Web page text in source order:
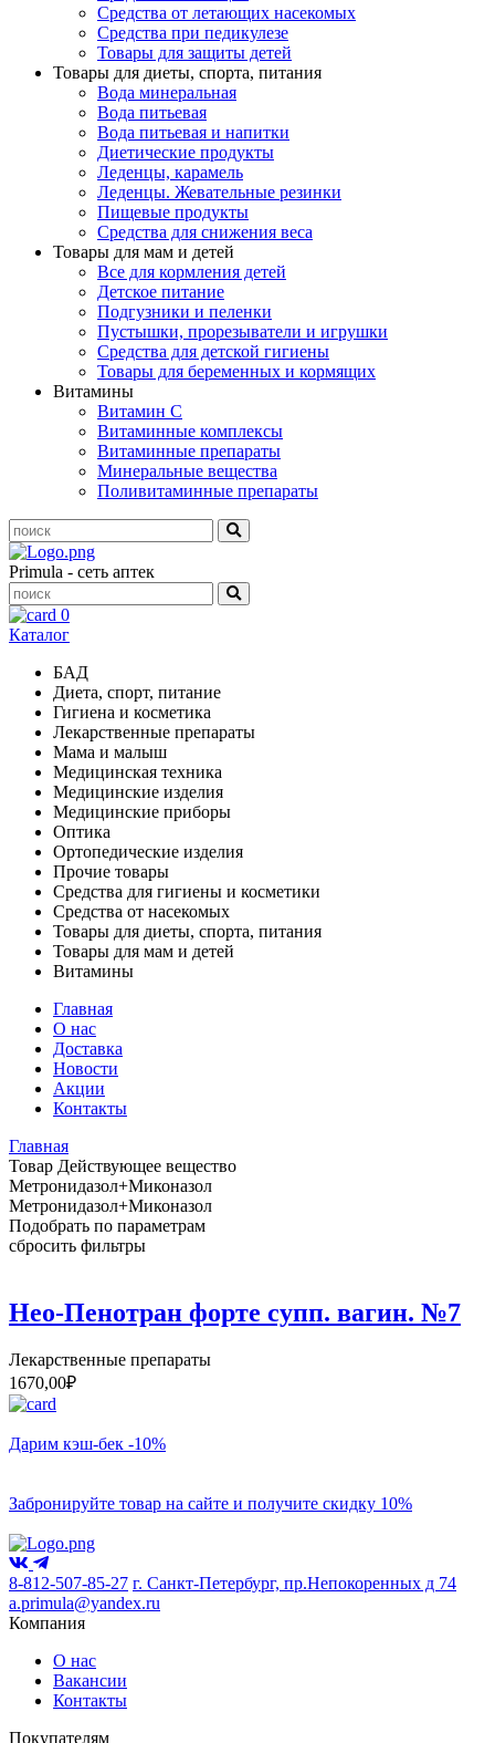
Средства от летающих насекомых
Средства при педикулезе
Товары для защиты детей
Товары для диеты, спорта, питания
Вода минеральная
Вода питьевая
Вода питьевая и напитки
Диетические продукты
Леденцы, карамель
Леденцы. Жевательные резинки
Пищевые продукты
Средства для снижения веса
Товары для мам и детей
Все для кормления детей
Детское питание
Подгузники и пеленки
Пустышки, прорезыватели и игрушки
Средства для детской гигиены
Товары для беременных и кормящих
Витамины
Витамин С
Витаминные комплексы
Витаминные препараты
Минеральные вещества
Поливитаминные препараты
Primula - сеть аптек
0
Каталог
БАД
Диета, спорт, питание
Гигиена и косметика
Лекарственные препараты
Мама и малыш
Медицинская техника
Медицинские изделия
Медицинские приборы
Оптика
Ортопедические изделия
Прочие товары
Средства для гигиены и косметики
Средства от насекомых
Товары для диеты, спорта, питания
Товары для мам и детей
Витамины
Главная
О нас
Доставка
Новости
Акции
Контакты
Главная
Товар Действующее вещество
Метронидазол+Миконазол
Метронидазол+Миконазол
Подобрать по параметрам
сбросить фильтры
Нео-Пенотран форте супп. вагин. №7
Лекарственные препараты
1670,00₽
Дарим кэш-бек -10%
Забронируйте товар на сайте и получите скидку 10%
8-812-507-85-27 г. Санкт-Петербург, пр.Непокоренных д 74
a.primula@yandex.ru
Компания
О нас
Вакансии
Контакты
Покупателям